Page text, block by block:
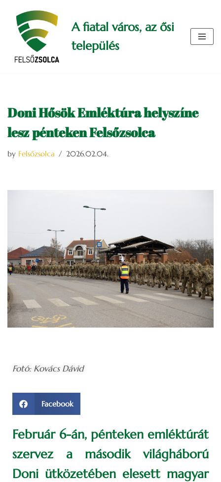
Skip
content
A fiatal város, az ősi
település
Doni Hősök Emléktúra helyszíne
lesz pénteken Felsőzsolca
by Felsőzsolca 2026.02.04.
Fotó: Kovács Dávid
Facebook
Február 6-án, pénteken emléktúrát
szervez a második világháború
Doni ütközetében elesett magyar